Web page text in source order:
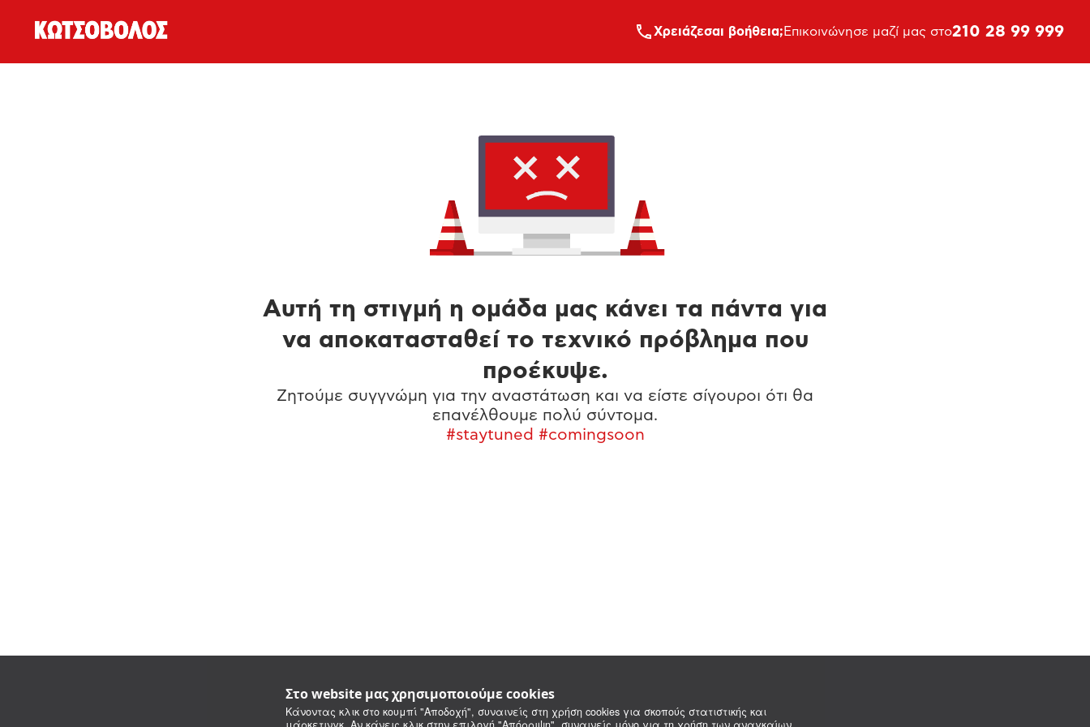
Στο website μας χρησιμοποιούμε cookies
Κάνοντας κλικ στο κουμπί "Αποδοχή", συναινείς στη χρήση cookies για σκοπούς στατιστικής και
Xρειάζεσαι βοήθεια; Επικοινώνησε μαζί μας στο210 28 99 999
Αυτή τη στιγμή η ομάδα μας κάνει τα πάντα για
να αποκατασταθεί το τεχνικό πρόβλημα που
προέκυψε.
Ζητούμε συγγνώμη για την αναστάτωση και να είστε σίγουροι ότι θα
επανέλθουμε πολύ σύντομα.
#staytuned #comingsoon